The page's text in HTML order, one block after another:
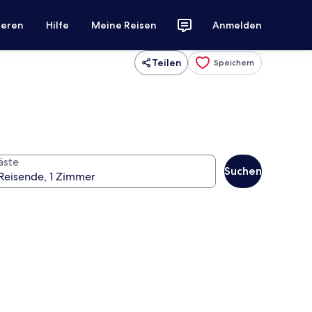
Hilfe Meine Reisen Anmelden
Teilen Speichern
Suchen